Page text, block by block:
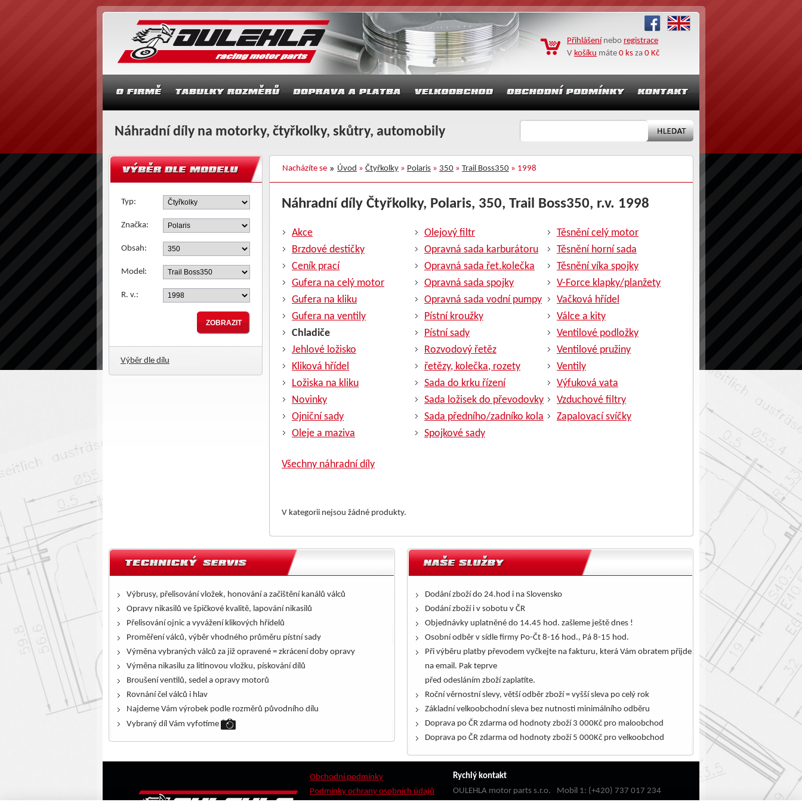
Přihlášení nebo registrace
V košíku máte 0 ks za 0 Kč
Náhradní díly na motorky, čtyřkolky, skůtry, automobily
Nacházíte se Úvod » Čtyřkolky » Polaris » 350 » Trail Boss350 » 1998
Typ:
Značka:
Obsah:
Model:
R. v.:
Výběr dle dílu
Náhradní díly Čtyřkolky, Polaris, 350, Trail Boss350, r.v. 1998
Akce Olejový filtr
Těsnění celý motor
Brzdové destičky
Opravná sada karburátoru
Těsnění horní sada
Ceník prací
Opravná sada řet.kolečka
Těsnění víka spojky
Gufera na celý motor
Opravná sada spojky
V-Force klapky/planžety
Gufera na kliku
Opravná sada vodní pumpy
Vačková hřídel
Gufera na ventily
Pístní kroužky
Válce a kity
Chladiče
Pístní sady
Ventilové podložky
Jehlové ložisko
Rozvodový řetěz
Ventilové pružiny
Kliková hřídel
řetězy, kolečka, rozety
Ventily
Ložiska na kliku
Sada do krku řízení
Výfuková vata
Novinky
Sada ložisek do převodovky
Vzduchové filtry
Ojniční sady
Sada předního/zadníko kola
Zapalovací svíčky
Oleje a maziva
Spojkové sady
Všechny náhradní díly
V kategorii nejsou žádné produkty.
Výbrusy, přelisování vložek, honování a začištění kanálů válců
Opravy nikasilů ve špičkové kvalitě, lapování nikasilů
Přelisování ojnic a vyvážení klikových hřídelů
Proměření válců, výběr vhodného průměru pístní sady
Výměna vybraných válců za již opravené = zkrácení doby opravy
Výměna nikasilu za litinovou vložku, pískování dílů
Broušení ventilů, sedel a opravy motorů
Rovnání čel válců i hlav
Najdeme Vám výrobek podle rozměrů původního dílu
Vybraný díl Vám vyfotíme
Dodání zboží do 24.hod i na Slovensko
Dodání zboží i v sobotu v ČR
Objednávky uplatněné do 14.45 hod. zašleme ještě dnes !
Osobní odběr v sídle firmy Po-Čt 8-16 hod., Pá 8-15 hod.
Při výběru platby převodem vyčkejte na fakturu, která Vám obratem přijde
na email. Pak teprve
před odesláním zboží zaplatíte.
Roční věrnostní slevy, větší odběr zboží = vyšší sleva po celý rok
Základní velkoobchodní sleva bez nutnosti minimálního odběru
Doprava po ČR zdarma od hodnoty zboží 3 000Kč pro maloobchod
Doprava po ČR zdarma od hodnoty zboží 5 000Kč pro velkoobchod
Rychlý kontakt
OULEHLA motor parts s.r.o.
Mobil 1: (+420) 737 017 234
Obchodní podmínky
Podmínky ochrany osobních údajů